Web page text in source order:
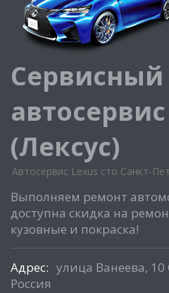
Сервисный
(Лексус)
Автосервис Lexus сто Санкт-
Выполняем ремонт
доступна скидка на
кузовные и покраска!
Адрес: улица Ванеева, 10
Россия